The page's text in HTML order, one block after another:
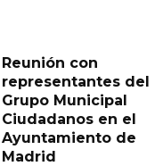
Reunión con
representantes del
Grupo Municipal
Ciudadanos en el
Ayuntamiento de
Madrid